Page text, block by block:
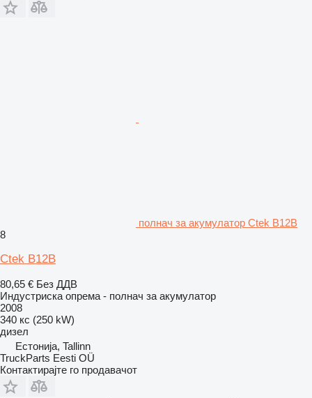
полнач за акумулатор Ctek B12B
8
Ctek B12B
80,65 € Без ДДВ
Индустриска опрема - полнач за акумулатор
2008
340 кс (250 kW)
дизел
Естонија, Tallinn
TruckParts Eesti OÜ
Контактирајте го продавачот